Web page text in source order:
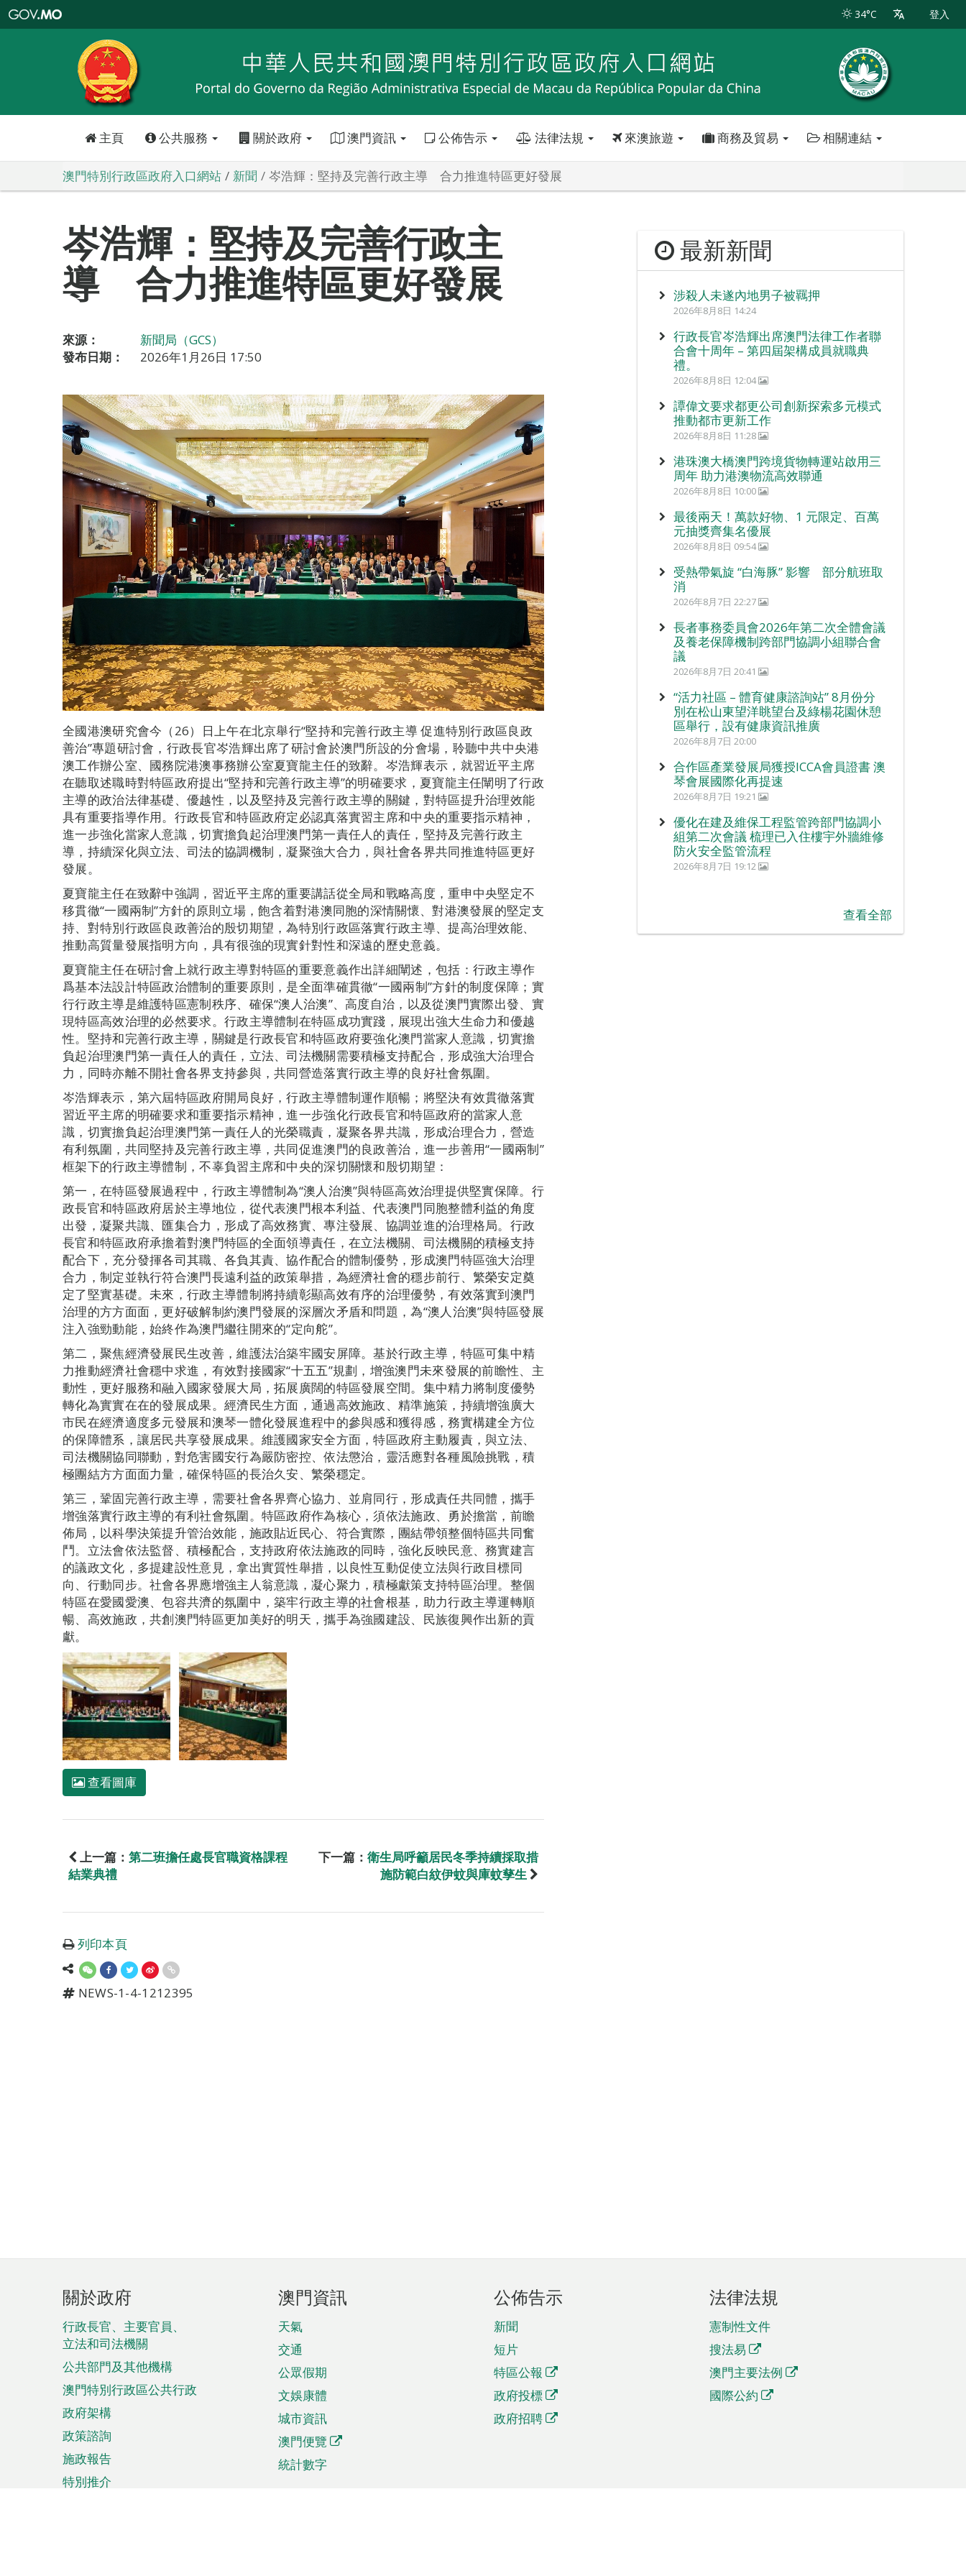
特
政
區
政
口
34°C 登入
主頁 公共服務 關於政府 澳門資訊 公佈告示 法律法規 來澳旅遊 商務及貿易 相關連結
澳門特別行政區政府入口網站 新聞 岑浩輝：堅持及完善行政主導 合力推進特區更好發展
岑浩輝：堅持及完善行政主
導 合力推進特區更好發展
來源：
新聞局（GCS）
發布日期：
2026年1月26日 17:50
全國港澳研究會今（26）日上午在北京舉行“堅持和完善行政主導 促進特別行政區良政
善治”專題研討會，行政長官岑浩輝出席了研討會於澳門所設的分會場，聆聽中共中央港
澳工作辦公室、國務院港澳事務辦公室夏寶龍主任的致辭。岑浩輝表示，就習近平主席
在聽取述職時對特區政府提出“堅持和完善行政主導”的明確要求，夏寶龍主任闡明了行政
主導的政治法律基礎、優越性，以及堅持及完善行政主導的關鍵，對特區提升治理效能
具有重要指導作用。行政長官和特區政府定必認真落實習主席和中央的重要指示精神，
進一步強化當家人意識，切實擔負起治理澳門第一責任人的責任，堅持及完善行政主
導，持續深化與立法、司法的協調機制，凝聚強大合力，與社會各界共同推進特區更好
發展。
夏寶龍主任在致辭中強調，習近平主席的重要講話從全局和戰略高度，重申中央堅定不
移貫徹“一國兩制”方針的原則立場，飽含着對港澳同胞的深情關懷、對港澳發展的堅定支
持、對特別行政區良政善治的殷切期望，為特別行政區落實行政主導、提高治理效能、
推動高質量發展指明方向，具有很強的現實針對性和深遠的歷史意義。
夏寶龍主任在研討會上就行政主導對特區的重要意義作出詳細闡述，包括：行政主導作
爲基本法設計特區政治體制的重要原則，是全面準確貫徹“一國兩制”方針的制度保障；實
行行政主導是維護特區憲制秩序、確保“澳人治澳”、高度自治，以及從澳門實際出發、實
現特區高效治理的必然要求。行政主導體制在特區成功實踐，展現出強大生命力和優越
性。堅持和完善行政主導，關鍵是行政長官和特區政府要強化澳門當家人意識，切實擔
負起治理澳門第一責任人的責任，立法、司法機關需要積極支持配合，形成強大治理合
力，同時亦離不開社會各界支持參與，共同營造落實行政主導的良好社會氛圍。
岑浩輝表示，第六屆特區政府開局良好，行政主導體制運作順暢；將堅決有效貫徹落實
習近平主席的明確要求和重要指示精神，進一步強化行政長官和特區政府的當家人意
識，切實擔負起治理澳門第一責任人的光榮職責，凝聚各界共識，形成治理合力，營造
有利氛圍，共同堅持及完善行政主導，共同促進澳門的良政善治，進一步善用“一國兩制”
框架下的行政主導體制，不辜負習主席和中央的深切關懷和殷切期望：
第一，在特區發展過程中，行政主導體制為“澳人治澳”與特區高效治理提供堅實保障。行
政長官和特區政府居於主導地位，從代表澳門根本利益、代表澳門同胞整體利益的角度
出發，凝聚共識、匯集合力，形成了高效務實、專注發展、協調並進的治理格局。行政
長官和特區政府承擔着對澳門特區的全面領導責任，在立法機關、司法機關的積極支持
配合下，充分發揮各司其職、各負其責、協作配合的體制優勢，形成澳門特區強大治理
合力，制定並執行符合澳門長遠利益的政策舉措，為經濟社會的穩步前行、繁榮安定奠
定了堅實基礎。未來，行政主導體制將持續彰顯高效有序的治理優勢，有效落實到澳門
治理的方方面面，更好破解制約澳門發展的深層次矛盾和問題，為“澳人治澳”與特區發展
注入強勁動能，始終作為澳門繼往開來的“定向舵”。
第二，聚焦經濟發展民生改善，維護法治築牢國安屏障。基於行政主導，特區可集中精
力推動經濟社會穩中求進，有效對接國家“十五五”規劃，增強澳門未來發展的前瞻性、主
動性，更好服務和融入國家發展大局，拓展廣闊的特區發展空間。集中精力將制度優勢
轉化為實實在在的發展成果。經濟民生方面，通過高效施政、精準施策，持續增強廣大
市民在經濟適度多元發展和澳琴一體化發展進程中的參與感和獲得感，務實構建全方位
的保障體系，讓居民共享發展成果。維護國家安全方面，特區政府主動履責，與立法、
司法機關協同聯動，對危害國安行為嚴防密控、依法懲治，靈活應對各種風險挑戰，積
極團結方方面面力量，確保特區的長治久安、繁榮穩定。
第三，鞏固完善行政主導，需要社會各界齊心協力、並肩同行，形成責任共同體，攜手
增強落實行政主導的有利社會氛圍。特區政府作為核心，須依法施政、勇於擔當，前瞻
佈局，以科學決策提升管治效能，施政貼近民心、符合實際，團結帶領整個特區共同奮
鬥。立法會依法監督、積極配合，支持政府依法施政的同時，強化反映民意、務實建言
的議政文化，多提建設性意見，拿出實質性舉措，以良性互動促使立法與行政目標同
向、行動同步。社會各界應增強主人翁意識，凝心聚力，積極獻策支持特區治理。整個
特區在愛國愛澳、包容共濟的氛圍中，築牢行政主導的社會根基，助力行政主導運轉順
暢、高效施政，共創澳門特區更加美好的明天，攜手為強國建設、民族復興作出新的貢
獻。
查看圖庫
上一篇： 第二班擔任處長官職資格課程
結業典禮
下一篇： 衛生局呼籲居民冬季持續採取措
施防範白紋伊蚊與庫蚊孳生
列印本頁
NEWS-1-4-1212395
最新新聞
涉殺人未遂內地男子被羈押
2026年8月8日 14:24
行政長官岑浩輝出席澳門法律工作者聯
合會十周年 – 第四屆架構成員就職典
禮。
2026年8月8日 12:04
譚偉文要求都更公司創新探索多元模式
推動都市更新工作
2026年8月8日 11:28
港珠澳大橋澳門跨境貨物轉運站啟用三
周年 助力港澳物流高效聯通
2026年8月8日 10:00
最後兩天！萬款好物、1 元限定、百萬
元抽獎齊集名優展
2026年8月8日 09:54
受熱帶氣旋 “白海豚” 影響 部分航班取
消
2026年8月7日 22:27
長者事務委員會2026年第二次全體會議
及養老保障機制跨部門協調小組聯合會
議
2026年8月7日 20:41
“活力社區 – 體育健康諮詢站” 8月份分
別在松山東望洋眺望台及綠楊花園休憩
區舉行，設有健康資訊推廣
2026年8月7日 20:00
合作區產業發展局獲授ICCA會員證書 澳
琴會展國際化再提速
2026年8月7日 19:21
優化在建及維保工程監管跨部門協調小
組第二次會議 梳理已入住樓宇外牆維修
防火安全監管流程
2026年8月7日 19:12
查看全部
頁
腳
菜
單
關於政府
行政長官、主要官員、
立法和司法機關
公共部門及其他機構
澳門特別行政區公共行政
政府架構
政策諮詢
施政報告
特別推介
澳門資訊
天氣
交通
公眾假期
文娛康體
城市資訊
澳門便覽
統計數字
公佈告示
新聞
短片
特區公報
政府投標
政府招聘
法律法規
憲制性文件
搜法易
澳門主要法例
國際公約